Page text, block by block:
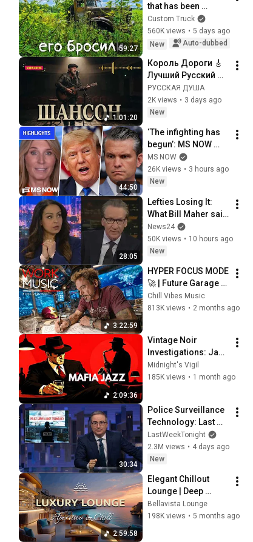
59:27
that has been
growing into the
ground for 20
years!!! Will it
Custom Truck
560K views • 5 days ago
New
Auto-dubbed
1:01:20
Король Дороги 🎸
Лучший Русский
Шансон 2026 |
Золотые Хиты для
Души и Дороги
РУССКАЯ ДУША
2K views • 3 days ago
New
44:50
‘The infighting has
begun’: MS NOW
reacts to reported
Trump-Hegseth
CLASH over Iran |
MS NOW
26K views • 3 hours ago
New
28:05
Lefties Losing It:
What Bill Maher said
to make his leftie
audience gasp
News24
50K views • 10 hours ago
New
3:22:59
HYPER FOCUS MODE
🚀 | Future Garage
Beats for Coding,
Study, Work & Peak
Chill Vibes Music
813K views • 2 months ago
2:09:36
Vintage Noir
Investigations: Jazz
in the Dark
Midnight's Vigil
185K views • 1 month ago
30:34
Police Surveillance
Technology: Last
Week Tonight with
John Oliver (HBO)
LastWeekTonight
2.3M views • 4 days ago
New
2:59:58
Elegant Chillout
Lounge | Deep
House ✨ Classy
Evening &
Bellavista Lounge
198K views • 5 months ago